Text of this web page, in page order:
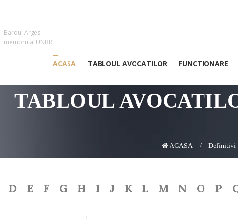
Baroul Arges
membru al UNBR
ACASA TABLOUL AVOCATILOR FUNCTIONARE
TABLOUL
ACASA Definitivi
D E F G H I J K L M N O P